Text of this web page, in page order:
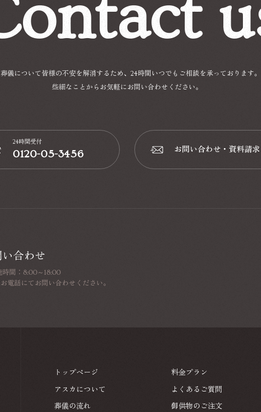
葬儀について皆様の不安を解消するため、24時間いつでもご相談を承っております。
些細なことからお気軽にお問い合わせください。
24時間受付
0120-05-3456
📩
お問い合わせ・資料請求
合わせ
時間：8:00～18:00
電話にてお問い合わせください。
トップページ
トップページ
アスカについて
アスカについて
葬儀の流れ
料金プラン
料金プラン
よくあるご質問
よくあるご質問
御供物のご注文